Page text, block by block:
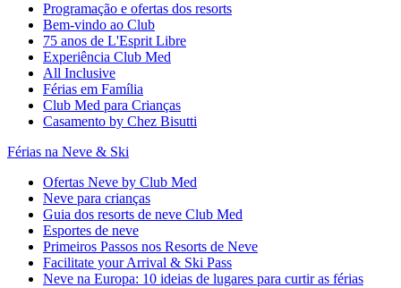
Programação e ofertas dos resorts
Bem-vindo ao Club
75 anos de L'Esprit Libre
Experiência Club Med
All Inclusive
Férias em Família
Club Med para Crianças
Casamento by Chez Bisutti
Férias na Neve & Ski
Ofertas Neve by Club Med
Neve para crianças
Guia dos resorts de neve Club Med
Esportes de neve
Primeiros Passos nos Resorts de Neve
Facilitate your Arrival & Ski Pass
Neve na Europa: 10 ideias de lugares para curtir as férias